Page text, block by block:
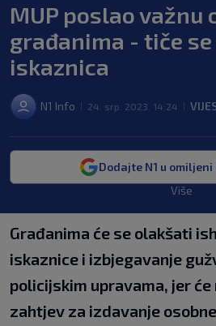
MUP poslao važnu
građanima - tiče
iskaznica
N1 Info 24. srp. 2023. 14:24
Dodajte N1 u
Više
Građanima će se olakšati
iskaznice i izbjegavanje
policijskim upravama, jer
zahtjev za izdavanje